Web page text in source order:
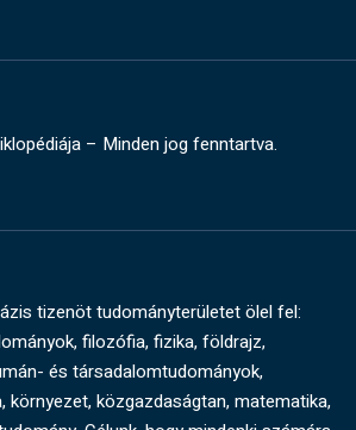
– Minden jog fenntartva.
tizenöt tudományterületet ölel fel:
filozófia, fizika, földrajz,
és társadalomtudományok,
környezet, közgazdaságtan, matematika,